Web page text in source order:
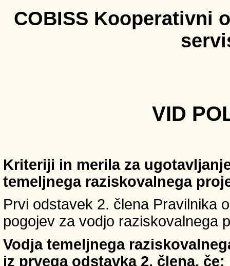
COBISS Kooperativni
VID
Kriteriji in merila za
temeljnega raziskovalnega
Prvi odstavek 2. člena Pravilnika
pogojev za vodjo raziskovalnega
Vodja temeljnega
iz prvega odstavka 2. člena, če: